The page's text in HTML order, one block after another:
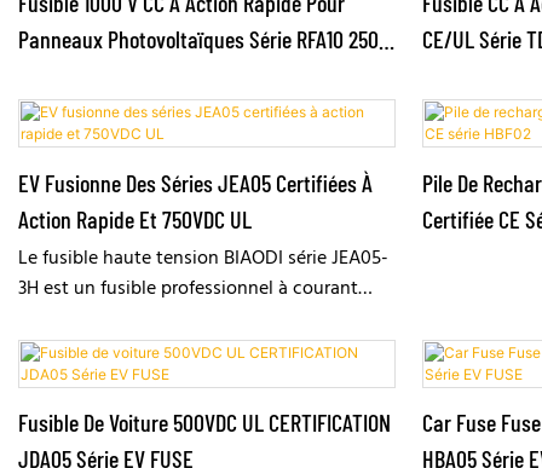
idéale pour les applications automobiles
GB/T13539.4, IEC60269.4, UL248-13 et RoHS,
ce fusible rapide compact résiste aux chocs
mécaniques, ainsi qu'aux charges chimiques.
Il constitue un composant idéal pour la
protection contre les courts-circuits dans les
systèmes d'alimentation des véhicules
électriques, les systèmes de conversion de
puissance, les batteries, le stockage
d'énergie, les systèmes d'applications CC
fréquence.
Panneaux Photovoltaïques Série RFA10 250
CE/UL Série
EV Fusionne Des Séries JEA05 Certifiées À
Action Rapide Et 750VDC UL
Le fusible haute tension BIAODI série JEA05-
3H est un fusible professionnel à courant
Il présente une tension nominale de 500 V
CC et une plage de courant nominal de 200
A à 500 A, avec un excellent pouvoir de
coupure de 20 kA à 2 ms. Ce fusible pour
Pile De
Certifiée CE
Fusible De Voiture 500VDC UL CERTIFICATION
JDA05 Série EV FUSE
Car Fuse
HBA05 Série